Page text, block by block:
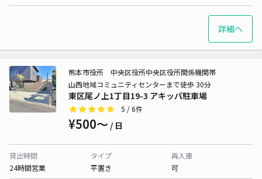
詳細へ
東区尾ノ上1丁目19-3 アキッパ駐車場
熊本市役所 中央区役所中央区役所関係機関帯
山西地域コミュニティセンターまで徒歩 30分
5 / 6件
¥500〜 / 日
貸出時間
24時間営業
タイプ
平置き
再入庫
可